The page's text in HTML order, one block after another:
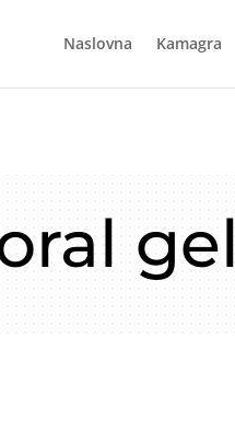
Naslovna Kamagra
gel